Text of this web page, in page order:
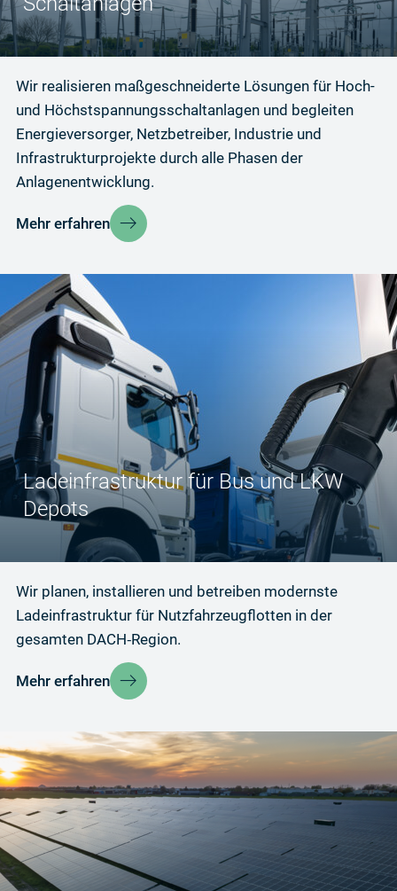
Wir realisieren maßgeschneiderte Lösungen für Hoch-
und Höchstspannungsschaltanlagen und begleiten
Energieversorger, Netzbetreiber, Industrie und
Infrastrukturprojekte durch alle Phasen der
Anlagenentwicklung.
Mehr erfahren
Ladeinfrastruktur für Bus und LKW
Depots
Wir planen, installieren und betreiben modernste
Ladeinfrastruktur für Nutzfahrzeugflotten in der
gesamten DACH‑Region.
Mehr erfahren